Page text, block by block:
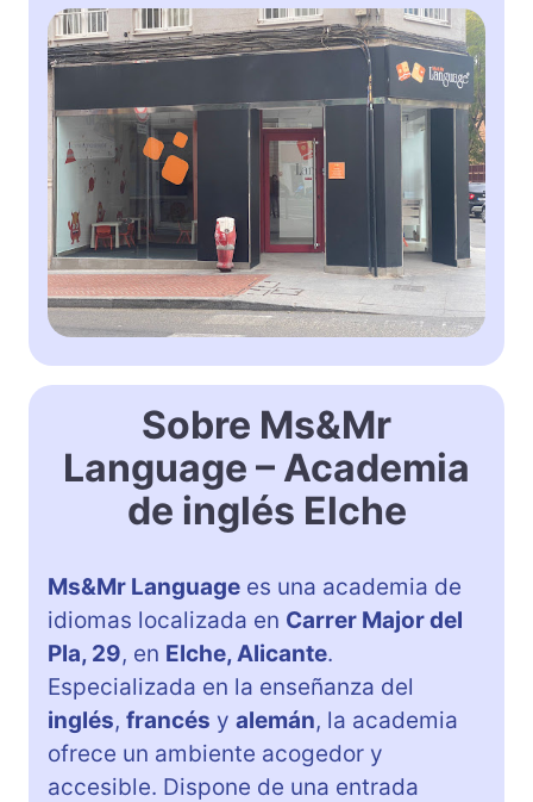
Sobre Ms&Mr
Language – Academia
de inglés Elche
Ms&Mr Language es una academia de
idiomas localizada en Carrer Major del
Pla, 29, en Elche, Alicante.
Especializada en la enseñanza del
inglés, francés y alemán, la academia
ofrece un ambiente acogedor y
accesible. Dispone de una entrada